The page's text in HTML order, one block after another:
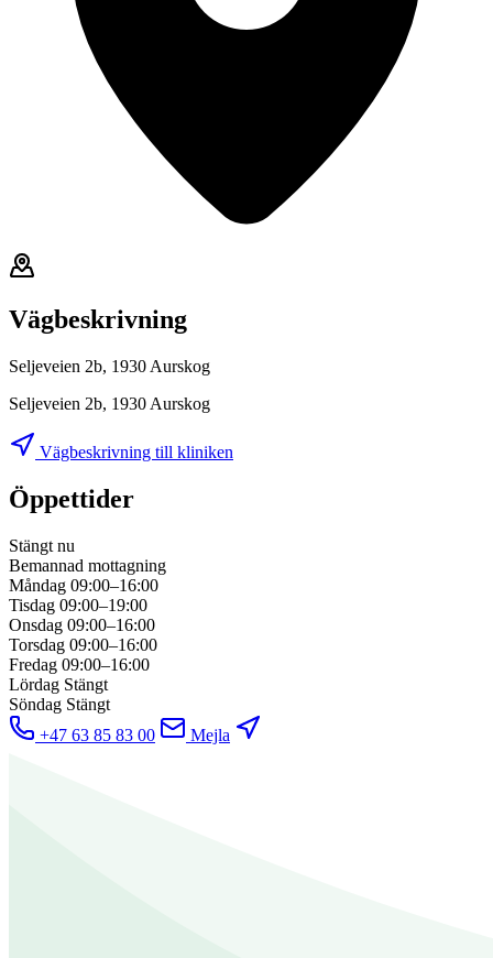
Vägbeskrivning
Seljeveien 2b, 1930 Aurskog
Seljeveien 2b, 1930 Aurskog
Vägbeskrivning till kliniken
Öppettider
Stängt nu
Bemannad mottagning
Måndag 09:00–16:00
Tisdag 09:00–19:00
Onsdag 09:00–16:00
Torsdag 09:00–16:00
Fredag 09:00–16:00
Lördag Stängt
Söndag Stängt
+47 63 85 83 00
Mejla